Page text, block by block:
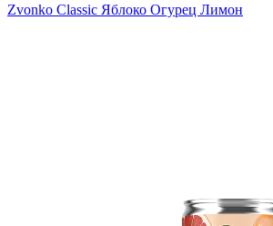
Zvonko Classic Яблоко Огурец Лимон